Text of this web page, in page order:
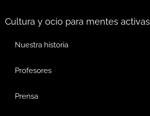
Cultura y ocio para mentes activas
Nuestra historia
Profesores
Prensa